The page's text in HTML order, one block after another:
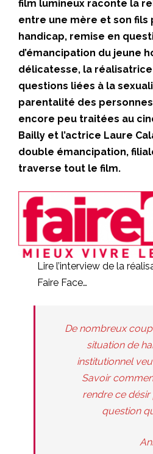
film lumineux raconte la
entre une mère et son fils
handicap, remise en
d’émancipation du jeune
délicatesse, la
questions liées à la
parentalité des
encore peu traitées au
Bailly et l’actrice Laure
double émancipation,
traverse tout le film.
Lire l’interview de la
Faire Face…
De nombreux
situation de
institutionnel
Savoir
rendre ce désir
question